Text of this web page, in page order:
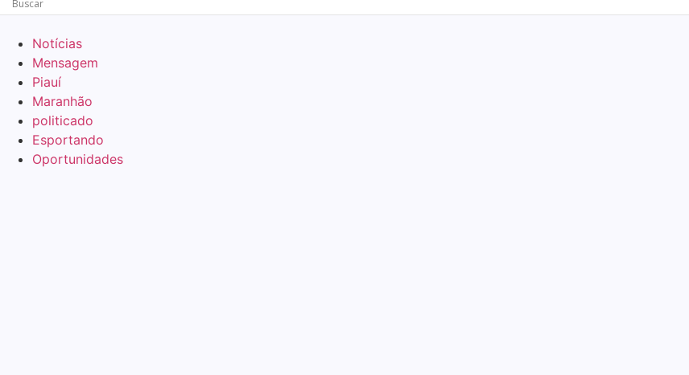
Notícias
Mensagem
Piauí
Maranhão
politicado
Esportando
Oportunidades